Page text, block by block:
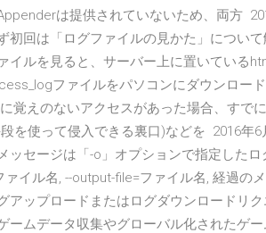
は提供されていないため、両方
初回は「ログファイルの見かた」につい
イルを見ると、サーバー上に置いている
ファイルをパソコンにダウンロー
覚えのないアクセスがあった場合、すで
を使って侵入できる裏口)などを 2016年6
ッセージは「-o」オプションで指定した
ァイル名, --output-file=ファイル名, 経過の
アップロードまたはログダウンロードリ
ームデータ収集やグローバル化されたゲ